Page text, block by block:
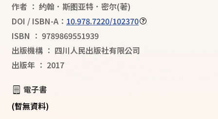
作者 ： 约翰．斯图亚特．密尔(著)
DOI / ISBN-A： 10.978.7220/102370
ISBN ： 9789869551939
出版機構 ： 四川人民出版社有限公司
出版年 ： 2017
電子書
(暫無資料)